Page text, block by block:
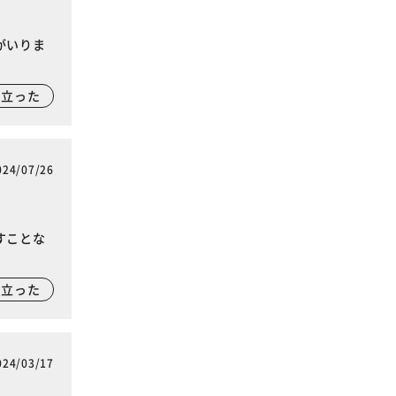
いりま
った
07/26
ことな
った
03/17